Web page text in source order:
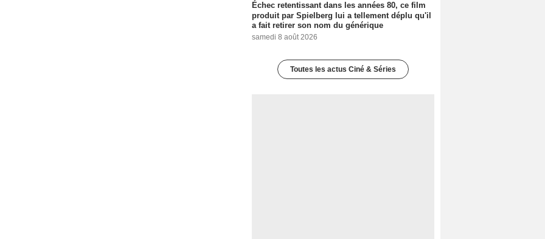
Échec retentissant dans les années 80, ce film
produit par Spielberg lui a tellement déplu qu'il
a fait retirer son nom du générique
samedi 8 août 2026
Toutes les actus Ciné & Séries